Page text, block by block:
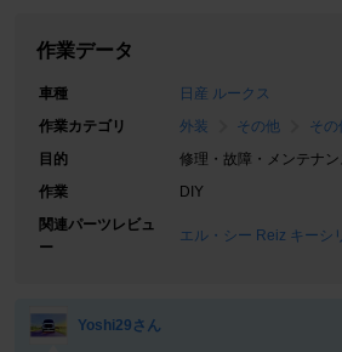
作業データ
車種
日産 ルークス
作業カテゴリ
外装 その他
その
目的
修理・故障・メンテナン
作業
DIY
関連パーツレビュ
ー
エル・シー Reiz キーシ
Yoshi29さん